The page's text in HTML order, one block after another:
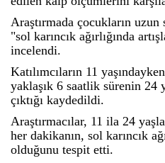
Araştırmada çocukların uzun
"sol karıncık ağırlığında
incelendi.
Katılımcıların 11
yaklaşık 6 saatlik sürenin 24
çıktığı kaydedildi.
Araştırmacılar, 11 ila 24
her dakikanın, sol karıncık
olduğunu tespit etti.